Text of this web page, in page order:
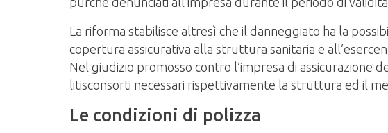
La riforma stabilisce altresì che il danneggiato ha la
copertura assicurativa alla struttura sanitaria e
Nel giudizio promosso contro l’impresa di assicurazione
litisconsorti necessari rispettivamente la struttura ed il
Le condizioni di polizza